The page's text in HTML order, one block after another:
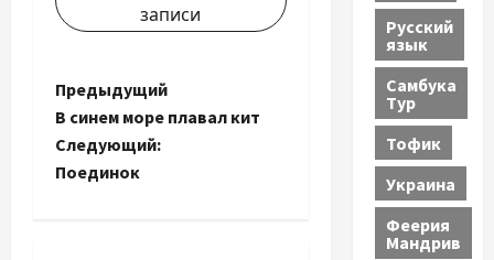
записи
Н
а
в
Предыдущий
В синем море плавал кит
Следующий:
Поединок
Русский
язык
Самбука
Тур
Тофик
Украина
Феерия
Мандрив